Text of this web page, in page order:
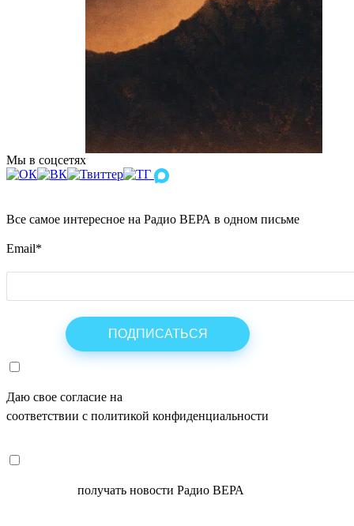
Мы в соцсетях
Все самое интересное на Радио ВЕРА в одном письме
Email*
Даю свое согласие на
соответствии с политикой конфиденциальности
получать новости Радио ВЕРА